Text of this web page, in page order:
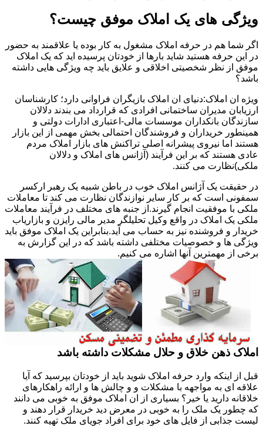
ویژگی های یک املاک موفق چیست؟
اگر شما هم در حرفه املاک مشغول به کار بوده یا علاقمند به حضور
در این حرفه هستید شاید بارها از خودتان پرسیده اید که یک املاک
موفق از نظر شخصیتی اخلاقی و علایق باید چه ویژگی هایی داشته
باشد؟
ویژه ان املاک:دنیای ان املاک بازیگران فراوانی دارد؛ کارشناسان
ارزیابان مدیران ساختمانی افرادی که قرارداد می بندند دلالان
سازندگان بانکداران موسسات مالی-اعتباری ادارات دولتی و
همینطور خریداران و فروشندگان احتمالی بخش مهمی از این بازار
هستند اما نیروی پیشرانه اصلی تراکنش های بازار املاک مردم
عادی هستند که بر این فرآیند (آژانس های املاک و دلالان
ملکی)نظارت می کنند.
در حقیقت یک آژانس املاک خوب در باطن شبیه یک رهبر ارکسر
سمفونی است که بر کار سایر نوازندگان نظارت می کند تا معاملات
ملکی با موفقیت انجام گیرند.از جنبه های مختلف در فرآیند معاملات
ملکی یک املاک در واقع وکیل تحلیلگر مدیر مالی رایزن و بازاریاب
خریدار و فروشنده نیز به حساب می آید.بنابراین یک املاک موفق باید
ویژگی ها و خصوصیات مختلفی داشته باشد که در این گزارش به
برخی از مهمترین آنها اشاره می کنیم.
املاک ذهن خلاق و حلال مشکلات داشته باشد
قبل از اینکه وارد حرفه املاک شوید باید از خودتان بپرسید که آیا
علاقه ای به مواجهه با مشکلات و و چالش ها و ارائه راهکارهای
خلاقانه دارید یا خیر؟ بسیاری از ان املاک موفق به خوبی می دانند
که چطور یک ملک را به خوبی در معرض دید خریدار قرار دهند و
لیست جذابی از فایل های خود برای افراد جویای ملک تهیه کنند.